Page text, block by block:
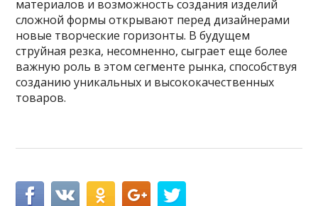
материалов и возможность создания изделий
сложной формы открывают перед дизайнерами
новые творческие горизонты. В будущем
струйная резка, несомненно, сыграет еще более
важную роль в этом сегменте рынка, способствуя
созданию уникальных и высококачественных
товаров.